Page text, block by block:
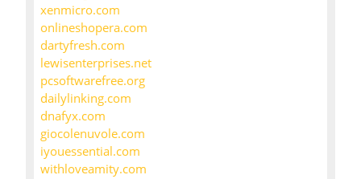
xenmicro.com
onlineshopera.com
dartyfresh.com
lewisenterprises.net
pcsoftwarefree.org
dailylinking.com
dnafyx.com
giocolenuvole.com
iyouessential.com
withloveamity.com